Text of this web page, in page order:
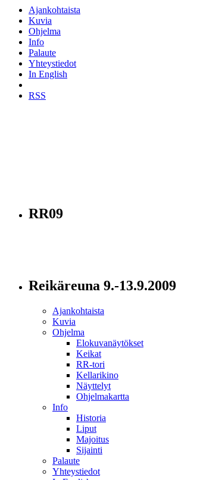
Ajankohtaista
Kuvia
Ohjelma
Info
Palaute
Yhteystiedot
In English
RSS
RR09
Reikäreuna 9.-13.9.2009
Ajankohtaista
Kuvia
Ohjelma
Elokuvanäytökset
Keikat
RR-tori
Kellarikino
Näyttelyt
Ohjelmakartta
Info
Historia
Liput
Majoitus
Sijainti
Palaute
Yhteystiedot